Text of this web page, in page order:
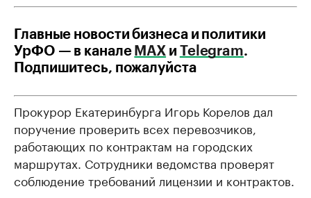
Главные новости бизнеса и политики
УрФО — в канале МАХ и Telegram.
Подпишитесь, пожалуйста
Прокурор Екатеринбурга Игорь Корелов дал
поручение проверить всех перевозчиков,
работающих по контрактам на городских
маршрутах. Сотрудники ведомства проверят
соблюдение требований лицензии и контрактов.